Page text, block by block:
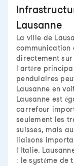
Lausanne
La ville de
communication
directement
l'artère
pendulaires
Lausanne en
Lausanne est
carrefour
seulement les
suisses, mais
liaisons
l'Italie.
: le système de